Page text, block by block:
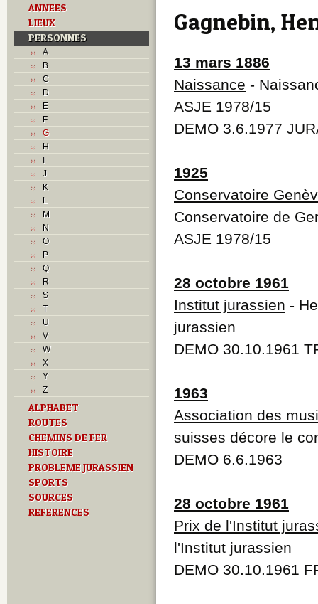
ANNEES
LIEUX
PERSONNES
A
B
C
D
E
F
G
H
I
J
K
L
M
N
O
P
Q
R
S
T
U
V
W
X
Y
Z
ALPHABET
ROUTES
CHEMINS DE FER
HISTOIRE
PROBLEME JURASSIEN
SPORTS
SOURCES
REFERENCES
Gagnebin,
13 mars 1886
Naissance -
ASJE 1978/15
DEMO 3.6.1977
1925
Conservatoire
Conservatoire de
ASJE 1978/15
28 octobre 1961
Institut jurassien -
jurassien
DEMO 30.10.1961
1963
Association des
suisses décore le
DEMO 6.6.1963
28 octobre 1961
Prix de l'Institut
l'Institut jurassien
DEMO 30.10.1961